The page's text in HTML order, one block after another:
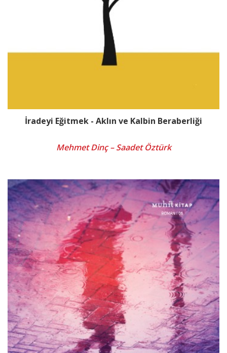
İradeyi Eğitmek - Aklın ve Kalbin Beraberliği
Mehmet Dinç – Saadet Öztürk